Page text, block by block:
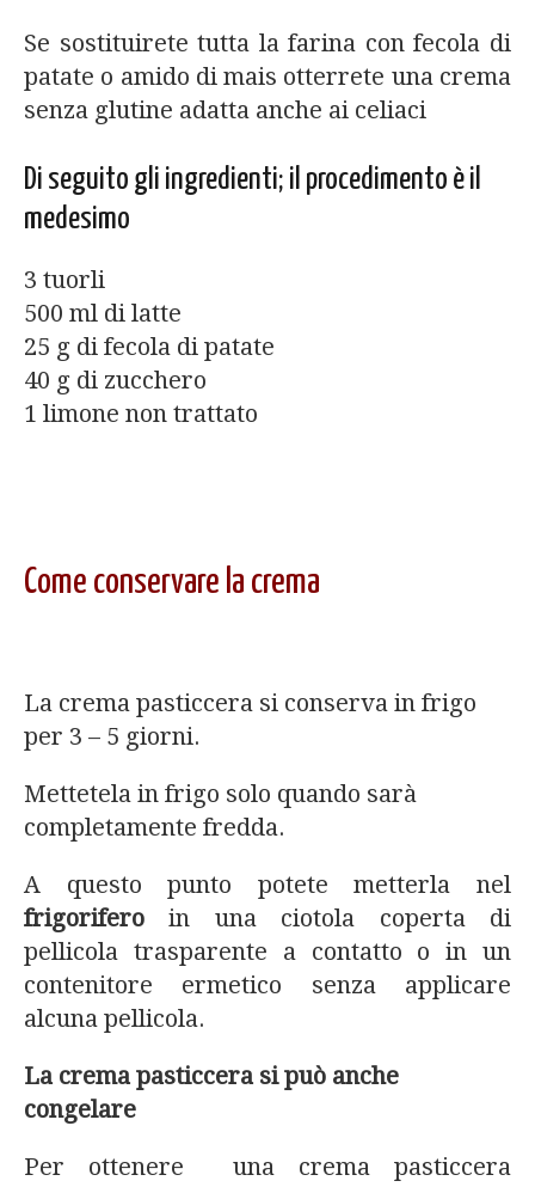
Se sostituirete tutta la farina con fecola di
patate o amido di mais otterrete una crema
senza glutine adatta anche ai celiaci
Di seguito gli ingredienti; il procedimento è il
medesimo
3 tuorli
500 ml di latte
25 g di fecola di patate
40 g di zucchero
1 limone non trattato
Come conservare la crema
La crema pasticcera si conserva in frigo
per 3 – 5 giorni.
Mettetela in frigo solo quando sarà
completamente fredda.
A questo punto potete metterla nel
frigorifero in una ciotola coperta di
pellicola trasparente a contatto o in un
contenitore ermetico senza applicare
alcuna pellicola.
La crema pasticcera si può anche
congelare
Per ottenere una crema pasticcera